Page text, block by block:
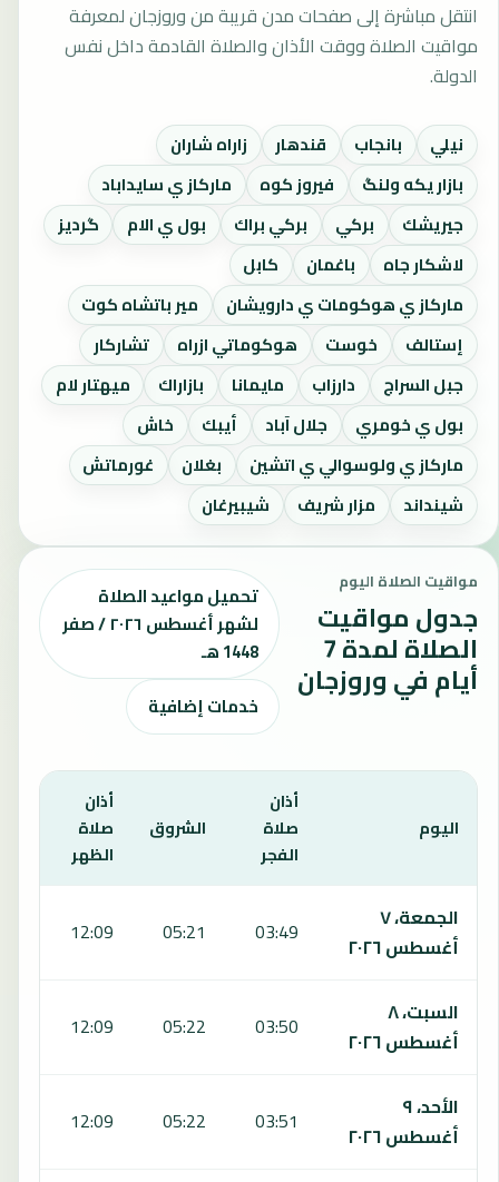
انتقل مباشرة إلى صفحات مدن قريبة من وروزجان لمعرفة
مواقيت الصلاة ووقت الأذان والصلاة القادمة داخل نفس
الدولة.
نيلي بانجاب قندهار
زاراه شاران
بازار يكه ولنگ
فيروز كوه
ماركاز ي سايداباد
جيريشك
بركي بركي براك بول ي الام
گرديز
لاشكار جاه
باغمان
كابل
ماركاز ي هوكومات ي دارويشان
مير باتشاه كوت
إستالف
خوست هوكوماتي ازراه
تشاركار
جبل السراج
دارزاب مايمانا بازاراك
ميهتار لام
بول ي خومري
جلال آباد أيبك
خاش
ماركاز ي ولوسوالي ي اتشين
بغلان
غورماتش
شينداند
مزار شريف شيبيرغان
مواقيت الصلاة اليوم
جدول مواقيت
الصلاة لمدة 7
أيام في وروزجان
تحميل مواعيد الصلاة
لشهر أغسطس ٢٠٢٦ / صفر
1448 هـ
خدمات إضافية
اليوم
أذان
صلاة
الفجر
الشروق
أذان
صلاة
الظهر
الجمعة، ٧
أغسطس ٢٠٢٦
03:49
05:21
12:09
السبت، ٨
أغسطس ٢٠٢٦
03:50
05:22
12:09
الأحد، ٩
أغسطس ٢٠٢٦
03:51
05:22
12:09